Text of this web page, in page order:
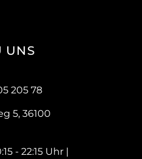
UNS
205 78
5, 36100
- 22:15 Uhr |